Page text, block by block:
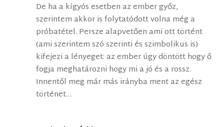
De ha a kígyós esetben az ember győz,
szerintem akkor is folytatódott volna még a
próbatétel. Persze alapvetően ami ott történt
(ami szerintem szó szerinti és szimbolikus is)
kifejezi a lényeget: az ember úgy döntött hogy ő
fogja meghatározni hogy mi a jó és a rossz.
Innentől meg már más irányba ment az egész
történet…